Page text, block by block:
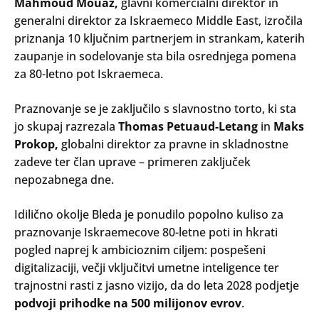
Search
Oddaj
generalni direktor za Iskraemeco Middle East, izročila
priznanja 10 ključnim partnerjem in strankam, katerih
zaupanje in sodelovanje sta bila osrednjega pomena
za 80-letno pot Iskraemeca.
Praznovanje se je zaključilo s slavnostno torto, ki sta
jo skupaj razrezala Thomas Petuaud-Letang in Maks
Prokop, globalni direktor za pravne in skladnostne
zadeve ter član uprave– primeren zaključek
nepozabnega dne.
Idilično okolje Bleda je ponudilo popolno kuliso za
praznovanje Iskraemecove 80-letne poti in hkrati
pogled naprej k ambicioznim ciljem: pospešeni
digitalizaciji, večji vključitvi umetne inteligence ter
trajnostni rasti z jasno vizijo, da do leta 2028 podjetje
podvoji prihodke na 500 milijonov evrov.